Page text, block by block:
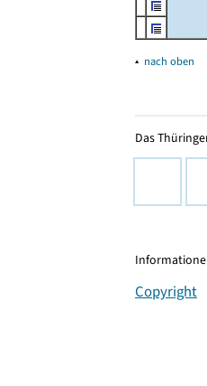
▴ nach oben
Das
Copyright